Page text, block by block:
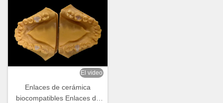
El video
Enlaces de cerámica
biocompatibles Enlaces de